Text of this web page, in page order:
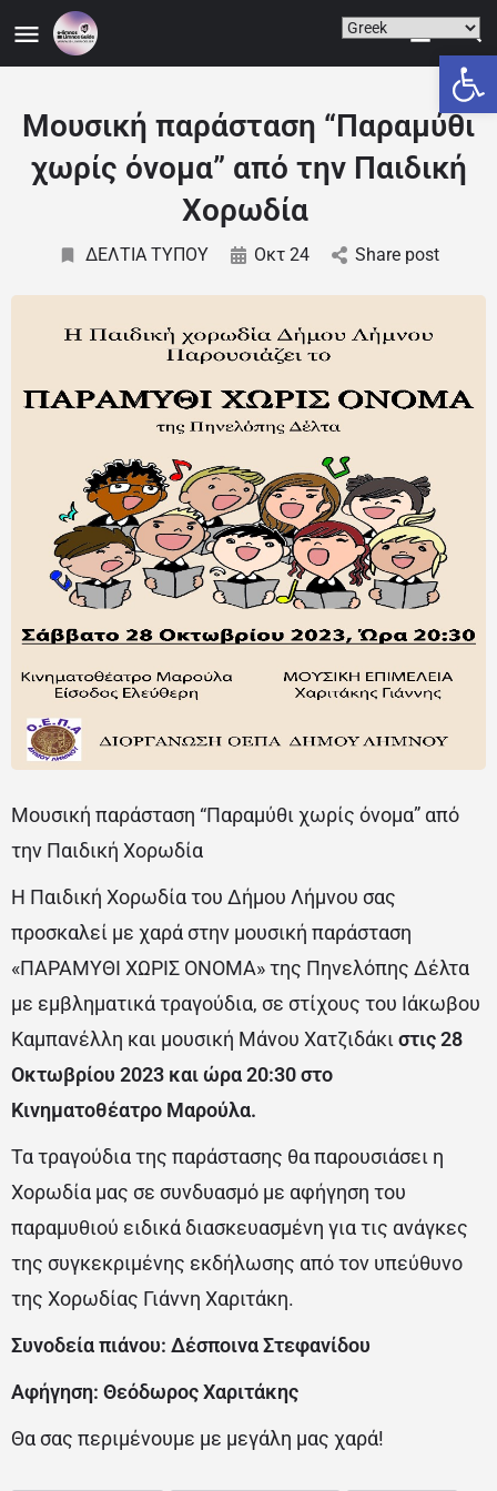
Μουσική παράσταση “Παραμύθι
χωρίς όνομα” από την Παιδική
Χορωδία
ΔΕΛΤΙΑ ΤΥΠΟΥ Οκτ 24 Share post
Μουσική παράσταση “Παραμύθι χωρίς όνομα” από
την Παιδική Χορωδία
Η Παιδική Χορωδία του Δήμου Λήμνου σας
προσκαλεί με χαρά στην μουσική παράσταση
«ΠΑΡΑΜΥΘΙ ΧΩΡΙΣ ΟΝΟΜΑ» της Πηνελόπης Δέλτα
με εμβληματικά τραγούδια, σε στίχους του Ιάκωβου
Καμπανέλλη και μουσική Μάνου Χατζιδάκι στις 28
Οκτωβρίου 2023 και ώρα 20:30 στο
Κινηματοθέατρο Μαρούλα.
Τα τραγούδια της παράστασης θα παρουσιάσει η
Χορωδία μας σε συνδυασμό με αφήγηση του
παραμυθιού ειδικά διασκευασμένη για τις ανάγκες
της συγκεκριμένης εκδήλωσης από τον υπεύθυνο
της Χορωδίας Γιάννη Χαριτάκη.
Συνοδεία πιάνου: Δέσποινα Στεφανίδου
Αφήγηση: Θεόδωρος Χαριτάκης
Θα σας περιμένουμε με μεγάλη μας χαρά!